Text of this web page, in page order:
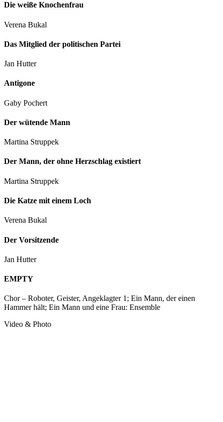
Die weiße Knochenfrau
Verena Bukal
Das Mitglied der politischen Partei
Jan Hutter
Antigone
Gaby Pochert
Der wütende Mann
Martina Struppek
Der Mann, der ohne Herzschlag existiert
Martina Struppek
Die Katze mit einem Loch
Verena Bukal
Der Vorsitzende
Jan Hutter
EMPTY
Chor – Roboter, Geister, Angeklagter 1; Ein Mann, der einen
Hammer hält; Ein Mann und eine Frau: Ensemble
Video & Photo